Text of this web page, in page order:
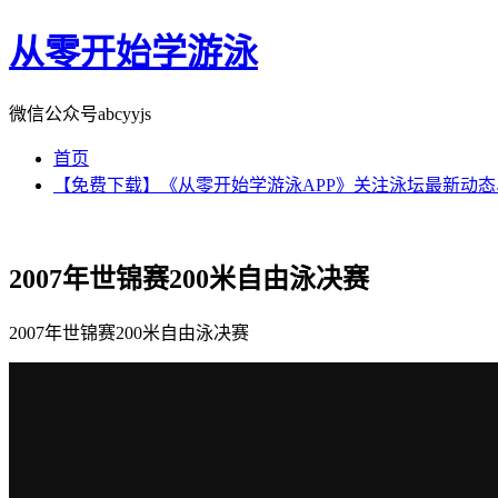
从零开始学游泳
微信公众号abcyyjs
首页
【免费下载】《从零开始学游泳APP》关注泳坛最新动
2007年世锦赛200米自由泳决赛
2007年世锦赛200米自由泳决赛